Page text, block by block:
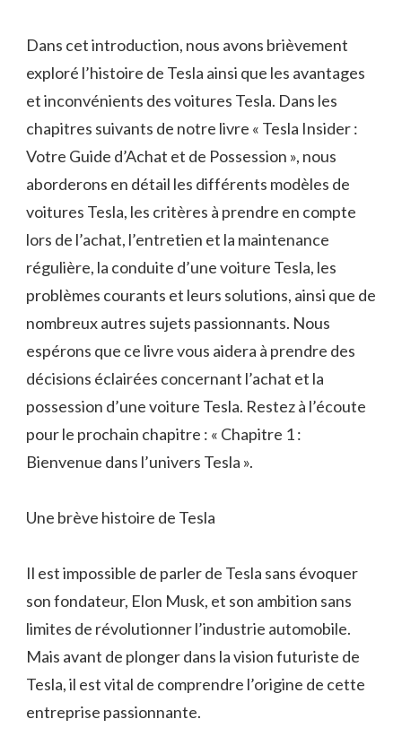
Dans cet introduction, nous avons brièvement
exploré l’histoire de Tesla ainsi que les avantages
et inconvénients des voitures Tesla. Dans les
chapitres suivants de notre livre « Tesla Insider :
Votre Guide d’Achat et de Possession », nous
aborderons en détail les différents modèles de
voitures Tesla, les critères à prendre en compte
lors de l’achat, l’entretien et la maintenance
régulière, la conduite d’une voiture Tesla, les
problèmes courants et leurs solutions, ainsi que de
nombreux autres sujets passionnants. Nous
espérons que ce livre vous aidera à prendre des
décisions éclairées concernant l’achat et la
possession d’une voiture Tesla. Restez à l’écoute
pour le prochain chapitre : « Chapitre 1 :
Bienvenue dans l’univers Tesla ».
Une brève histoire de Tesla
Il est impossible de parler de Tesla sans évoquer
son fondateur, Elon Musk, et son ambition sans
limites de révolutionner l’industrie automobile.
Mais avant de plonger dans la vision futuriste de
Tesla, il est vital de comprendre l’origine de cette
entreprise passionnante.